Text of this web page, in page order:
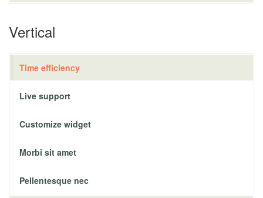
Vertical
Time efficiency
Live support
Customize widget
Morbi sit amet
Pellentesque nec